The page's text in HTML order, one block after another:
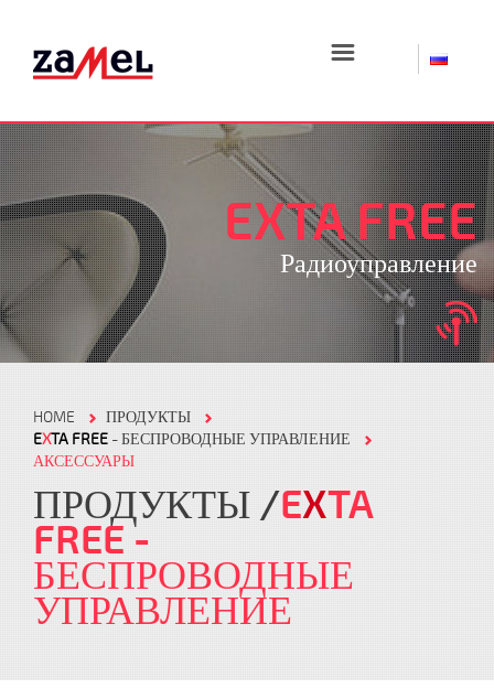
☰
EXTA FREE
Радиоуправление
HOME
ПРОДУКТЫ
EXTA FREE - БЕСПРОВОДНЫЕ УПРАВЛЕНИЕ
АКСЕССУАРЫ
ПРОДУКТЫ EXTA
FREE -
БЕСПРОВОДНЫЕ
УПРАВЛЕНИЕ